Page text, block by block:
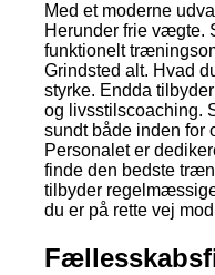
Med et moderne
Herunder frie vægte.
funktionelt
Grindsted alt. Hvad
styrke. Endda
og livsstilscoaching.
sundt både inden for
Personalet er
finde den bedste
tilbyder
du er på rette vej